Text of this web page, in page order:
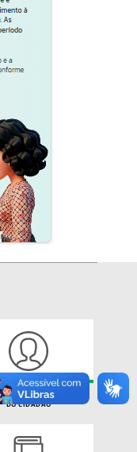
DE SERVIÇOS
DO CIDADÃO